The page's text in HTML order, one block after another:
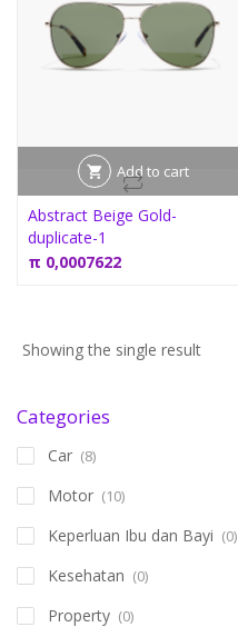
Add to cart
Abstract Beige Gold-
duplicate-1
π 0,0007622
Showing the single result
Categories
Car (8)
Motor (10)
Keperluan Ibu dan Bayi (0)
Kesehatan (0)
Property (0)